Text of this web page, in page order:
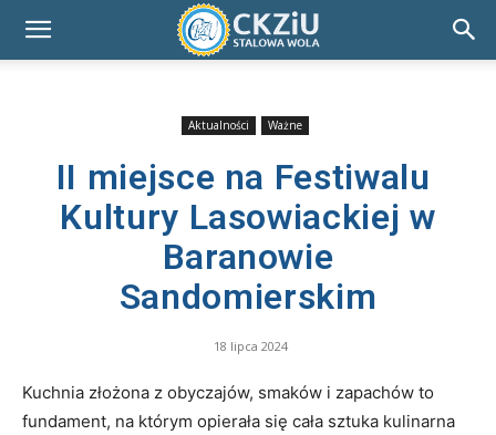
Aktualności Ważne
II miejsce na Festiwalu
Kultury Lasowiackiej w
Baranowie
Sandomierskim
18 lipca 2024
Kuchnia złożona z obyczajów, smaków i zapachów to
fundament, na którym opierała się cała sztuka kulinarna